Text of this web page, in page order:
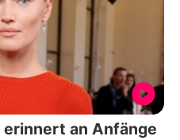
an Anfänge